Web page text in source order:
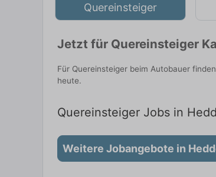
Quereinsteiger
Jetzt für Quereinsteiger
Für Quereinsteiger beim Autobauer
heute.
Quereinsteiger Jobs in
Weitere Jobangebote in